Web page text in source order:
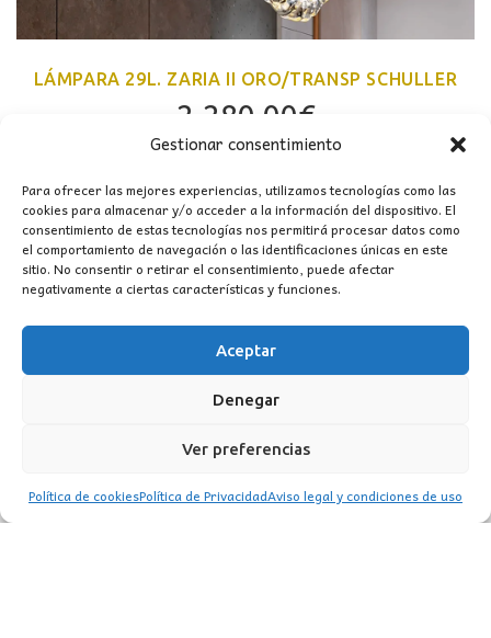
Gestionar consentimiento
Para ofrecer las mejores experiencias, utilizamos tecnologías como las
cookies para almacenar y/o acceder a la información del dispositivo. El
consentimiento de estas tecnologías nos permitirá procesar datos como
el comportamiento de navegación o las identificaciones únicas en este
sitio. No consentir o retirar el consentimiento, puede afectar
negativamente a ciertas características y funciones.
Aceptar
Denegar
Ver preferencias
Política de cookiesPolítica de PrivacidadAviso legal y condiciones de uso
LÁMPARA 29L. ZARIA II ORO/TRANSP SCHULLER
2.280,00€